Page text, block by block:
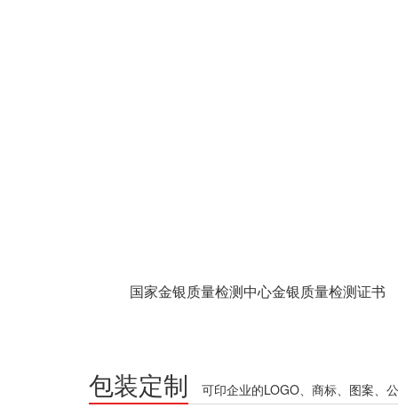
国家金银质量检测中心金银质量检测证书
包装定制 可印企业的LOGO、商标、图案、